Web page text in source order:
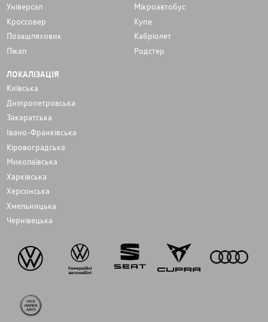
Унiверсал
Мікроавтобус
Кроссовер
Купе
Позашляховик
Кабріолет
Пікап
Родстер
ЛОКАЛІЗАЦІЯ
Київська
Дніпропетровська
Закаратська
Івано-Франківська
Кіровоградська
Миколаївська
Харківська
Херсонська
Хмельницька
Чернівецька